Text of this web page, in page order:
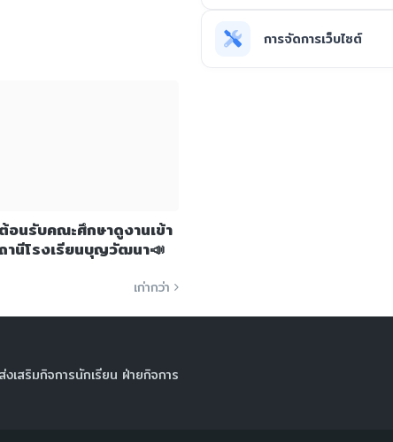
อนรับคณะศึกษาดูงานเข้า
านีโรงเรียนบุญวัฒนา📣
เก่ากว่า
การจัดการเว็บไซต์
เสริมกิจการนักเรียน ฝ่ายกิจการ